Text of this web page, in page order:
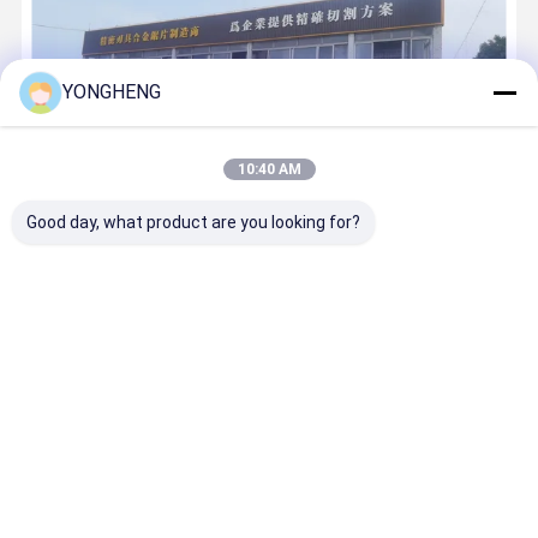
YONGHENG
10:40 AM
Good day, what product are you looking for?